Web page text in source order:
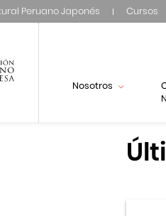
Peruano Japonés Cursos
Nosotros